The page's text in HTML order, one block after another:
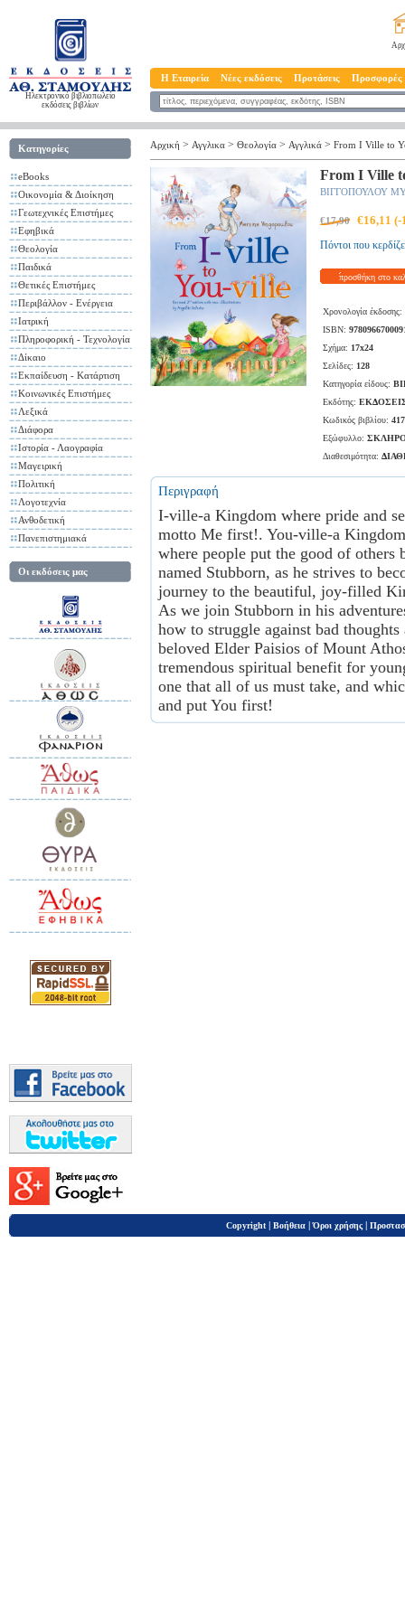
Ηλεκτρονικό βιβλιοπωλείο
εκδόσεις βιβλίων
Η Εταιρεία Νέες εκδόσεις Προτάσεις Προσφορές
Κατηγορίες
eBooks
Οικονομία & Διοίκηση
Γεωτεχνικές Επιστήμες
Εφηβικά
Θεολογία
Παιδικά
Θετικές Επιστήμες
Περιβάλλον - Ενέργεια
Ιατρική
Πληροφορική - Τεχνολογία
Δίκαιο
Εκπαίδευση - Κατάρτιση
Κοινωνικές Επιστήμες
Λεξικά
Διάφορα
Ιστορία - Λαογραφία
Μαγειρική
Πολιτική
Λογοτεχνία
Ανθοδετική
Πανεπιστημιακά
Οι εκδόσεις μας
Αρχική > Αγγλικα > Θεολογία > Αγγλικά > From I Ville to
From I Ville
ΒΙΓΓΟΠΟΥΛΟΥ
€17,90 €16,11
Πόντοι που
προσθήκη στο
Χρονολογία έκδοσης:
ISBN:
Σχήμα: 17x24
Σελίδες: 128
Κατηγορία είδους:
Εκδότης:
Κωδικός βιβλίου:
Εξώφυλλο:
Διαθεσιμότητα:
Περιγραφή
I-ville-a Kingdom where pride and
motto Me first!. You-ville-a
where people put the good of
named Stubborn, as he strives to
journey to the beautiful, joy-filled
As we join Stubborn in his
how to struggle against bad
beloved Elder Paisios of Mount
tremendous spiritual benefit for
one that all of us must take, and
and put You first!
Copyright | Βοήθεια |Όροι χρήσης |